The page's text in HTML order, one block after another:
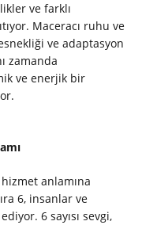
ve farklı
Maceracı ruhu ve
ve adaptasyon
zamanda
ve enerjik bir
anlamına
6, insanlar ve
6 sayısı sevgi,